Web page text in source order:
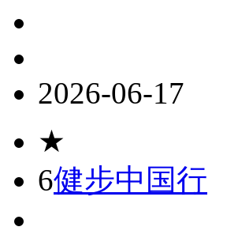
2026-06-17
★
6健步中国行